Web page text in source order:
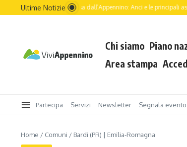
Ultime Notizie
passa dall’Appennino: Anci e le principali associazioni
Chi siamo Piano
Area stampa
Partecipa Servizi Newsletter Segnala evento
Home / Comuni / Bardi (PR) | Emilia-Romagna